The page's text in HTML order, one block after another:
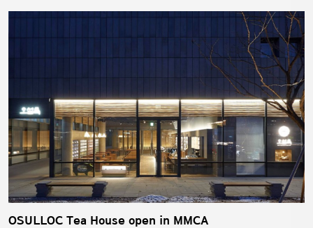
OSULLOC Tea House open in MMCA